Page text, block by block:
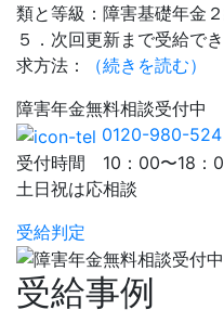
類と等級：障害基礎年金
５．次回更新まで受給で
求方法：
（続きを読む）
障害年金無料相談受付中
0120-980-524
受付時間 10：00〜18：
土日祝は応相談
受給判定
受給事例